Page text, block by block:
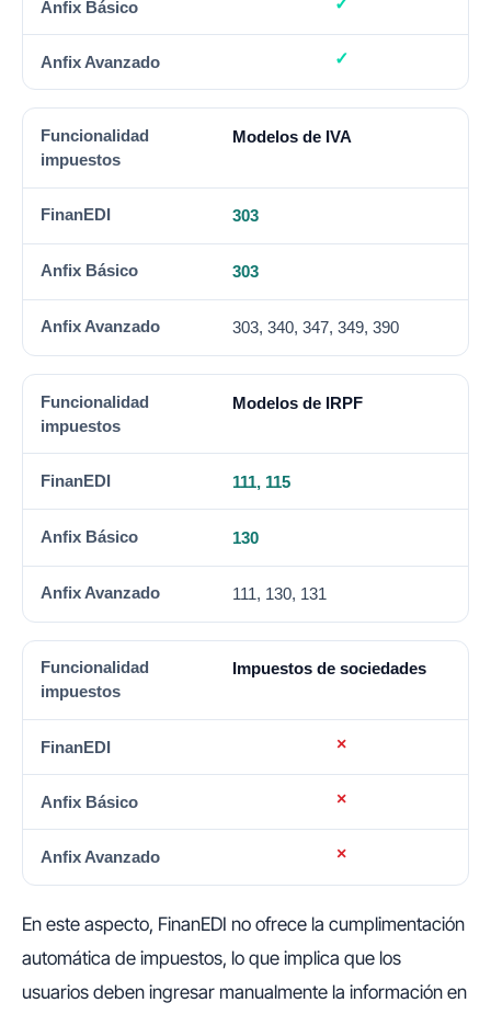
Modelos de IVA
303
303
303, 340, 347, 349, 390
Modelos de IRPF
111, 115
130
111, 130, 131
Impuestos de sociedades
En este aspecto, FinanEDI no ofrece la cumplimentación
automática de impuestos, lo que implica que los
usuarios deben ingresar manualmente la información en